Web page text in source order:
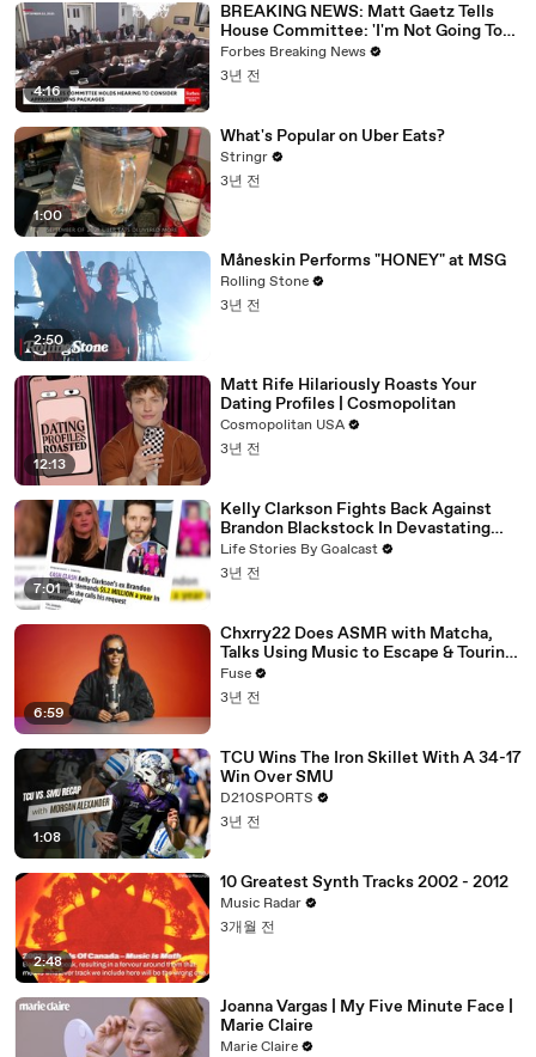
4:16
BREAKING NEWS: Matt Gaetz Tells
House Committee: 'I'm Not Going To
Vote For A Continuing Resolution'
Forbes Breaking News
3년 전
1:00
What's Popular on Uber Eats?
Stringr
3년 전
2:50
Måneskin Performs "HONEY" at MSG
Rolling Stone
3년 전
12:13
Matt Rife Hilariously Roasts Your
Dating Profiles | Cosmopolitan
Cosmopolitan USA
3년 전
7:01
Kelly Clarkson Fights Back Against
Brandon Blackstock In Devastating
Divorce Battle
Life Stories By Goalcast
3년 전
6:59
Chxrry22 Does ASMR with Matcha,
Talks Using Music to Escape & Touring
with The Weeknd
Fuse
3년 전
1:08
TCU Wins The Iron Skillet With A 34-17
Win Over SMU
D210SPORTS
3년 전
2:48
10 Greatest Synth Tracks 2002 - 2012
Music Radar
3개월 전
Joanna Vargas | My Five Minute Face |
Marie Claire
Marie Claire